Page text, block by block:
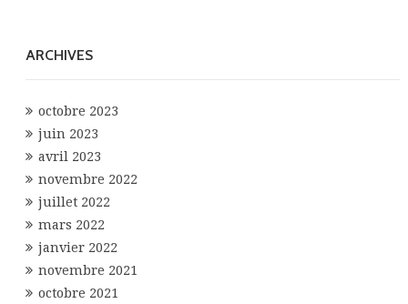
ARCHIVES
octobre 2023
juin 2023
avril 2023
novembre 2022
juillet 2022
mars 2022
janvier 2022
novembre 2021
octobre 2021